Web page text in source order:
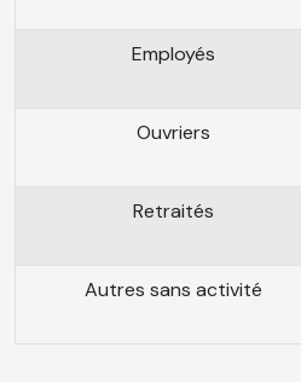
Employés
Ouvriers
Retraités
Autres sans activité